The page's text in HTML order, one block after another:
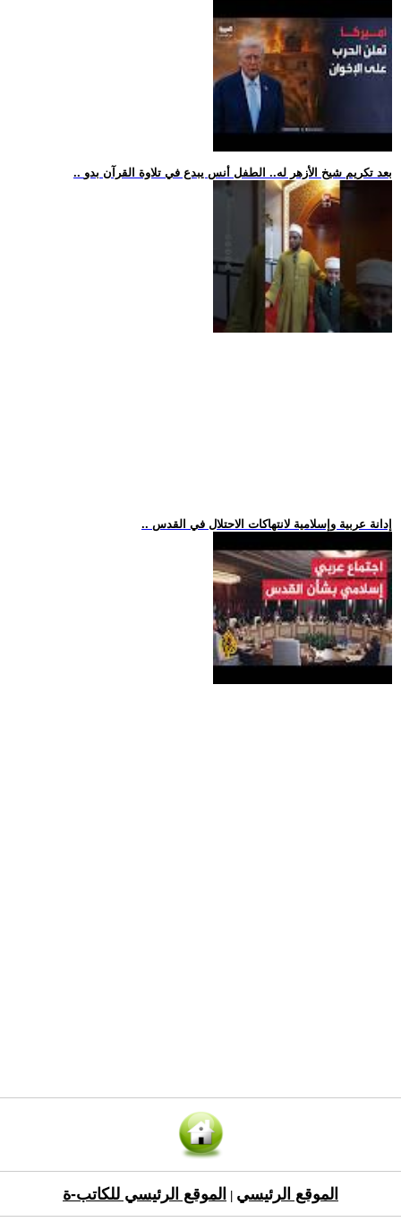
.. بعد تكريم شيخ الأزهر له.. الطفل أنس يبدع في تلاوة القرآن بدو
.. إدانة عربية وإسلامية لانتهاكات الاحتلال في القدس
الموقع الرئيسي الموقع الرئيسي للكاتب-ة